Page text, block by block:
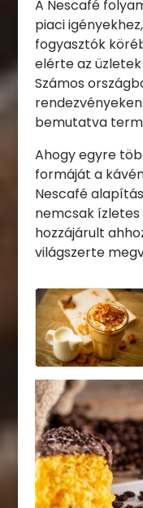
A Nescafé
piaci
fogyasztók
elérte az
Számos
bemutatva
Ahogy egyre
formáját a
Nescafé
nemcsak
hozzájárult
világszerte